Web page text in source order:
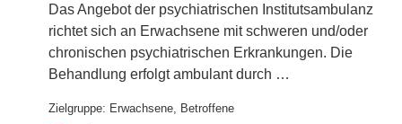
Das Angebot der psychiatrischen Institutsambulanz
richtet sich an Erwachsene mit schweren und/oder
chronischen psychiatrischen Erkrankungen. Die
Behandlung erfolgt ambulant durch …
Zielgruppe: Erwachsene
Betroffene